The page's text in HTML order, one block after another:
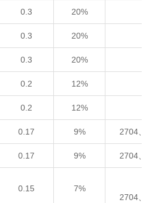
0.3 20%
0.3 20%
0.3 20%
0.2 12%
0.2 12%
0.17 9% 2704
0.17 9% 2704
0.15
7%
2704